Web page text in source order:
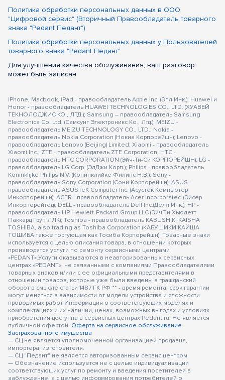
Политика обработки персональных данных в ООО
"Цифровой сервис" (Вторичный Правообладатель товарного
знака "Pedant Педант")
Политика обработки персональных данных у Пользователей
товарного знака "Pedant Педант"
Для улучшения качества обслуживания, ваш разговор
может быть записан
iPhone, Macbook, iPad - правообладатель Apple Inc. (Эпл Инк.); Huawei и
Honor - правообладатель HUAWEI TECHNOLOGIES CO., LTD. (ХУАВЕЙ
ТЕКНОЛОДЖИС КО., ЛТД.); Samsung – правообладатель Samsung
Electronics Co. Ltd. (Самсунг Электроникс Ко., Лтд.); MEIZU -
правообладатель MEIZU TECHNOLOGY CO., LTD.; Nokia -
правообладатель Nokia Corporation (Нокиа Корпорейшн); Lenovo -
правообладатель Lenovo (Beijing) Limited; Xiaomi - правообладатель
Xiaomi Inc.; ZTE - правообладатель ZTE Corporation; HTC -
правообладатель HTC CORPORATION (Эйч-Ти-Си КОРПОРЕЙШН); LG -
правообладатель LG Corp. (ЭлДжи Корп.); Philips - правообладатель
Koninklijke Philips N.V. (Конинклийке Филипс Н.В.); Sony -
правообладатель Sony Corporation (Сони Корпорейшн); ASUS -
правообладатель ASUSTeK Computer Inc. (Асустек Компьютер
Инкорпорейшн); ACER - правообладатель Acer Incorporated (Эйсер
Инкорпорейтед); DELL - правообладатель Dell Inc.(Делл Инк.); HP -
правообладатель HP Hewlett-Packard Group LLC (ЭйчПи Хьюлетт
Паккард Груп ЛЛК); Toshiba - правообладатель KABUSHIKI KAISHA
TOSHIBA, also trading as Toshiba Corporation (КАБУШИКИ КАЙША
ТОШИБА также торгующая как Тосиба Корпорейшн). Товарные знаки
используется с целью описания товара, в отношении которых
производятся услуги по ремонту сервисными центрами
«PEDANT».Услуги оказываются в неавторизованных сервисных
центрах «PEDANT», не связанными с компаниями Правообладателями
товарных знаков и/или с ее официальными представителями в
отношении товаров, которые уже были введены в гражданский
оборот в смысле статьи 1487 ГК РФ ** - время ремонта, срок гарантии
могут меняться в зависимости от модели устройства и сложности
проводимых работ Информация о соответствующих моделях и
комплектациях и их наличии, ценах, возможных выгодах и условиях
приобретения доступна в сервисных центрах Pedant.ru. Не является
публичной офертой. Оферта на сервисное обслуживание
Застрахованного имущества
— СЦ не является уполномоченной организацией продавца,
импортера, изготовителя.
— СЦ "Педант" не является авторизованным сервис центром.
— Обозначение используется не с целью индивидуализации
соответствующих услуг по ремонту и введения посетителей в
заблуждение, а с целью информирования потребителей о